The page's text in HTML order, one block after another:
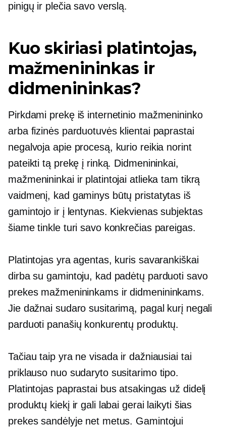
pinigų ir plečia savo verslą.
Kuo skiriasi platintojas,
mažmenininkas ir
didmenininkas?
Pirkdami prekę iš internetinio mažmenininko
arba fizinės parduotuvės klientai paprastai
negalvoja apie procesą, kurio reikia norint
pateikti tą prekę į rinką. Didmenininkai,
mažmenininkai ir platintojai atlieka tam tikrą
vaidmenį, kad gaminys būtų pristatytas iš
gamintojo ir į lentynas. Kiekvienas subjektas
šiame tinkle turi savo konkrečias pareigas.
Platintojas yra agentas, kuris savarankiškai
dirba su gamintoju, kad padėtų parduoti savo
prekes mažmenininkams ir didmenininkams.
Jie dažnai sudaro susitarimą, pagal kurį negali
parduoti panašių konkurentų produktų.
Tačiau taip yra ne visada ir dažniausiai tai
priklauso nuo sudaryto susitarimo tipo.
Platintojas paprastai bus atsakingas už didelį
produktų kiekį ir gali labai gerai laikyti šias
prekes sandėlyje net metus. Gamintojui